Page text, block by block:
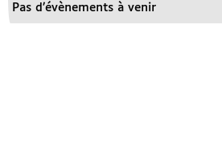
Pas d’évènements à venir